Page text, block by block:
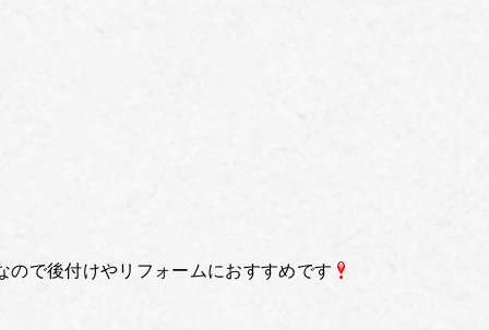
ので後付けやリフォームにおすすめです